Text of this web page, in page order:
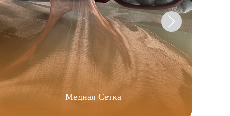
Медная Сетка